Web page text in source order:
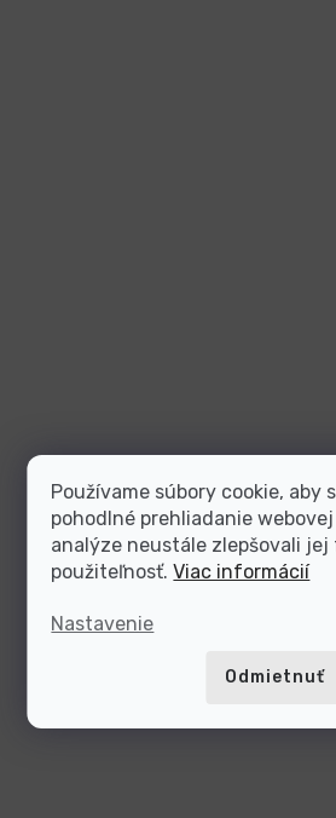
Používame súbory cookie, aby
pohodlné prehliadanie
analýze neustále zlepšovali
použiteľnosť.Viac informácií
Nastavenie
Odmietnuť